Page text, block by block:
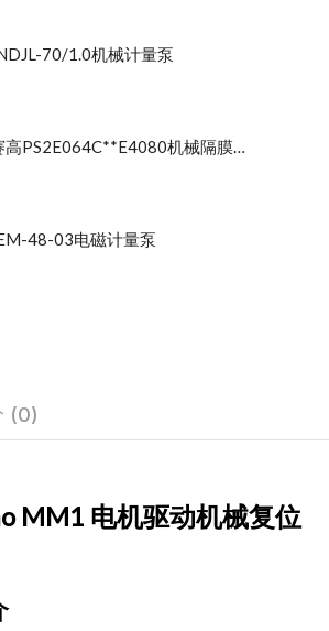
70/1.0机械计量泵
SEKO赛高PS2E064C**E4080机械隔膜计量泵
48-03电磁计量泵
(0)
MM1 电机驱动机械复位